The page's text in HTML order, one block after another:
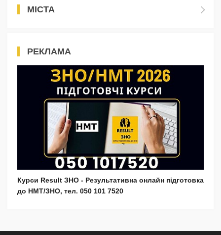
МІСТА
РЕКЛАМА
Курси Result ЗНО - Результативна онлайн підготовка
до НМТ/ЗНО, тел. 050 101 7520